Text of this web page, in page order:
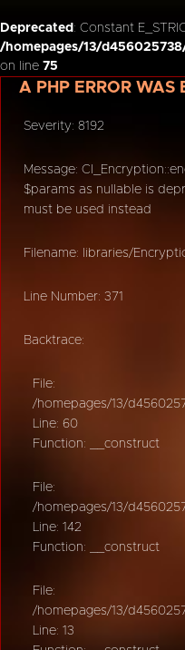
Deprecated : Constant
/homepages/13/
on line 75
A PHP ERROR WAS
Severity: 8192
Message:
$params as nullable is
must be used instead
Filename: libraries/
Line Number: 371
Backtrace:
File:
/homepages/13/
Line: 60
Function: __construct
File:
/homepages/13/
Line: 142
Function: __construct
File:
/homepages/13/
Line: 13